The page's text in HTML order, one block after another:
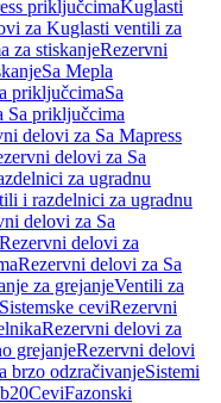
priključcimaKuglasti
za Kuglasti ventili za
za stiskanjeRezervni
Sa Mepla
priključcimaSa
Sa priključcima
delovi za Sa Mapress
delovi za Sa
za ugradnu
i razdelnici za ugradnu
delovi za Sa
Rezervni delovi za
Rezervni delovi za Sa
za grejanjeVentili za
Sistemske ceviRezervni
Rezervni delovi za
grejanjeRezervni delovi
brzo odzračivanjeSistemi
CeviFazonski